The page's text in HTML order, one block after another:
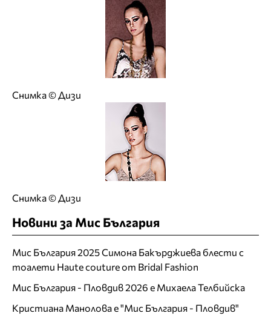
Снимка © Дизи
Снимка © Дизи
Новини за Мис България
Мис България 2025 Симона Бакърджиева блести с
тоалети Haute couture от Bridal Fashion
Мис България - Пловдив 2026 е Михаела Телбийска
Кристиана Манолова е "Мис България - Пловдив"